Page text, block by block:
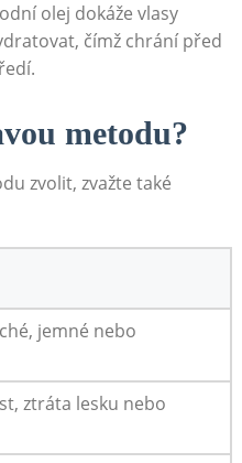
olej⁤ dokáže vlasy
čímž chrání před
metodu?
zvolit, zvažte také
jemné ‍nebo
ztráta‍ lesku nebo